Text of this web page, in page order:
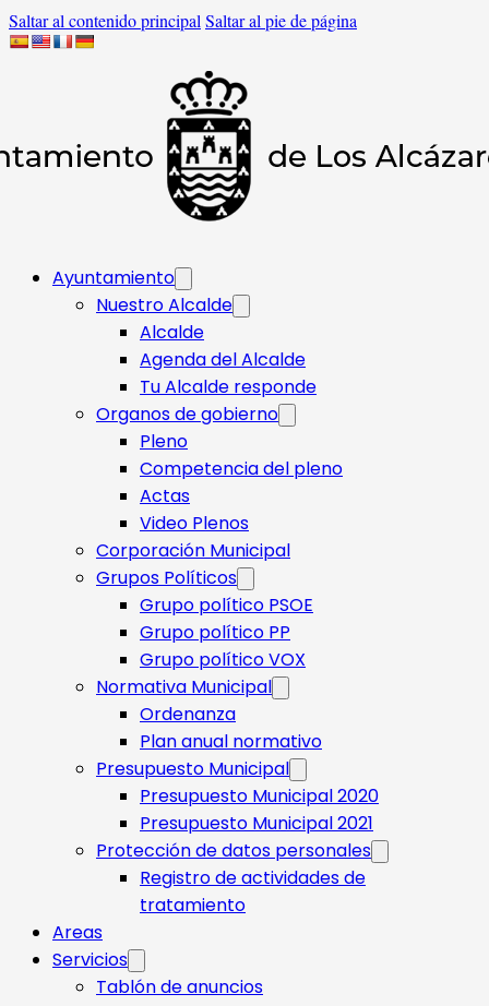
Saltar al contenido principal Saltar al pie de página
Ayuntamiento
Nuestro Alcalde
Alcalde
Agenda del Alcalde
Tu Alcalde responde​
Organos de gobierno
Pleno
Competencia del pleno
Actas
Video Plenos
Corporación Municipal
Grupos Políticos
Grupo político PSOE
Grupo político PP
Grupo político VOX
Normativa Municipal
Ordenanza
Plan anual normativo
Presupuesto Municipal
Presupuesto Municipal 2020
Presupuesto Municipal 2021
Protección de datos personales
Registro de actividades de
tratamiento
Areas
Servicios
Tablón de anuncios